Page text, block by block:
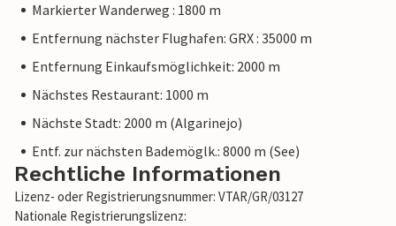
Markierter Wanderweg : 1800 m
Entfernung nächster Flughafen: GRX : 35000 m
Entfernung Einkaufsmöglichkeit: 2000 m
Nächstes Restaurant: 1000 m
Nächste Stadt: 2000 m (Algarinejo)
Entf. zur nächsten Bademöglk.: 8000 m (See)
Rechtliche Informationen
Lizenz- oder Registrierungsnummer: VTAR/GR/03127
Nationale Registrierungslizenz: